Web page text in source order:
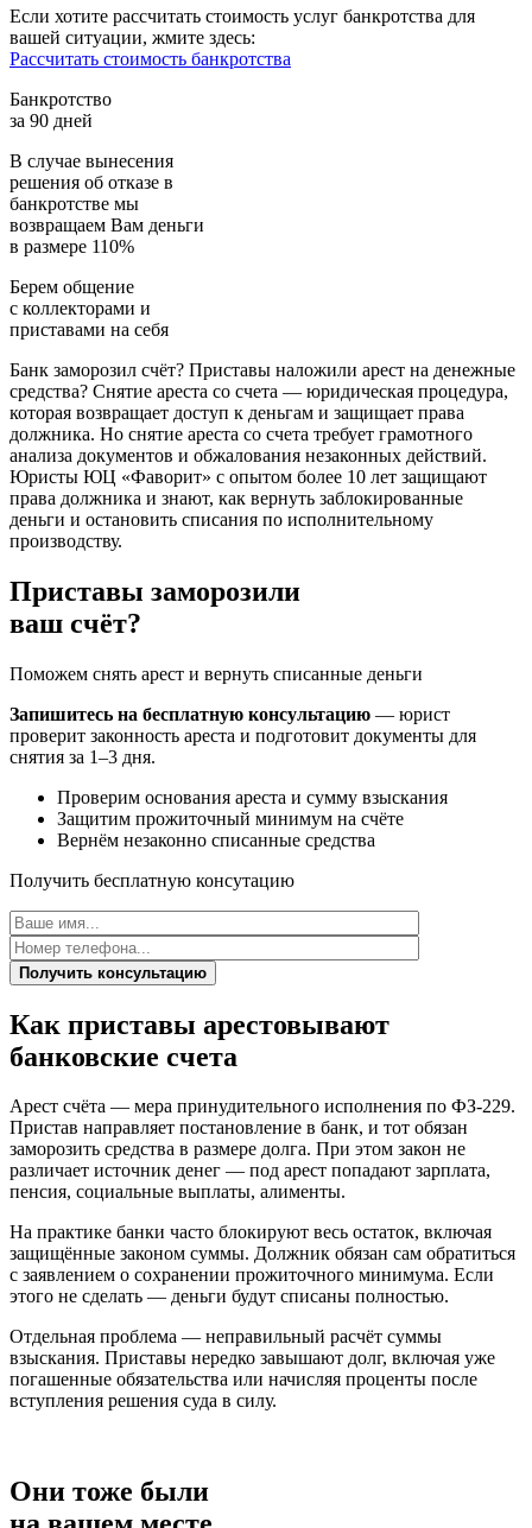
Если хотите рассчитать стоимость услуг банкротства для
вашей ситуации, жмите здесь:
Рассчитать стоимость банкротства
Банкротство
за 90 дней
В случае вынесения
решения об отказе в
банкротстве мы
возвращаем Вам деньги
в размере 110%
Берем общение
с коллекторами и
приставами на себя
Банк заморозил счёт? Приставы наложили арест на денежные
средства? Снятие ареста со счета — юридическая процедура,
которая возвращает доступ к деньгам и защищает права
должника. Но снятие ареста со счета требует грамотного
анализа документов и обжалования незаконных действий.
Юристы ЮЦ «Фаворит» с опытом более 10 лет защищают
права должника и знают, как вернуть заблокированные
деньги и остановить списания по исполнительному
производству.
Приставы заморозили
ваш счёт?
Поможем снять арест и вернуть списанные деньги
Запишитесь на бесплатную консультацию — юрист
проверит законность ареста и подготовит документы для
снятия за 1–3 дня.
Проверим основания ареста и сумму взыскания
Защитим прожиточный минимум на счёте
Вернём незаконно списанные средства
Получить бесплатную консутацию
Получить консультацию
Как приставы арестовывают
банковские счета
Арест счёта — мера принудительного исполнения по ФЗ-229.
Пристав направляет постановление в банк, и тот обязан
заморозить средства в размере долга. При этом закон не
различает источник денег — под арест попадают зарплата,
пенсия, социальные выплаты, алименты.
На практике банки часто блокируют весь остаток, включая
защищённые законом суммы. Должник обязан сам обратиться
с заявлением о сохранении прожиточного минимума. Если
этого не сделать — деньги будут списаны полностью.
Отдельная проблема — неправильный расчёт суммы
взыскания. Приставы нередко завышают долг, включая уже
погашенные обязательства или начисляя проценты после
вступления решения суда в силу.
Они тоже были